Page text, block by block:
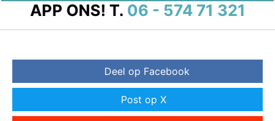
APP ONS! T. 06 - 574 71 321
Deel op Facebook
Post op X